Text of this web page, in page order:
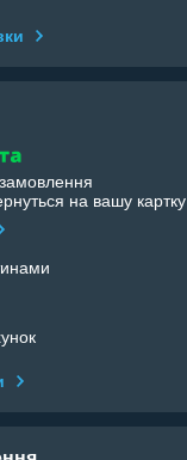
на вашу картку